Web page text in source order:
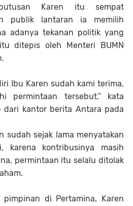
Karen itu sempat
publik lantaran ia memilih
adanya tekanan politik yang
ditepis oleh Menteri BUMN
Ibu Karen sudah kami terima,
permintaan tersebut,” kata
dari kantor berita Antara pada
sudah sejak lama menyatakan
karena kontribusinya masih
permintaan itu selalu ditolak
di Pertamina, Karen